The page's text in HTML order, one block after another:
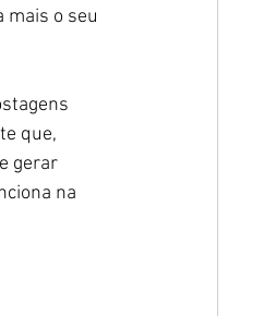
o seu
que,
gerar
na